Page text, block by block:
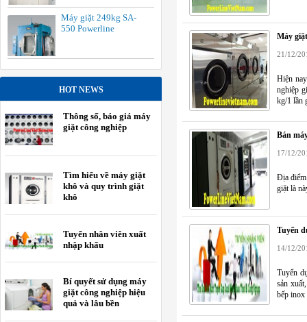
Máy giặt 249kg SA-
550 Powerline
HOT NEWS
Thông số, báo giá máy
giặt công nghiệp
Tìm hiểu về máy giặt
khô và quy trình giặt
khô
Tuyển nhân viên xuất
nhập khẩu
Bí quyết sử dụng máy
giặt công nghiệp hiệu
quả và lâu bền
Máy
21/12/
Hiện
nghiệp
kg/1 lần
Bán
17/12/
Địa điểm
giặt là
Tuyển
14/12/
Tuyển
sản
bếp inox